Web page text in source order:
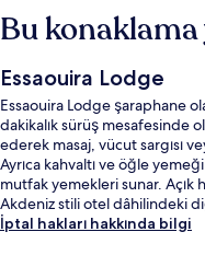
Bu
Essaouira Lodge
Essaouira Lodge şaraphane
dakikalık sürüş mesafesinde
ederek masaj, vücut sargısı
Ayrıca kahvaltı ve öğle
mutfak yemekleri sunar. Açık
Akdeniz stili otel dâhilindeki
İptal hakları hakkında bilgi